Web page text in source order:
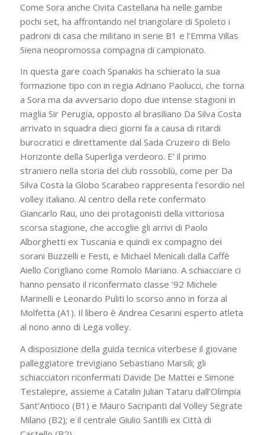
Come Sora anche Civita Castellana ha nelle gambe
pochi set, ha affrontando nel triangolare di Spoleto i
padroni di casa che militano in serie B1 e l’Emma Villas
Siena neopromossa compagna di campionato.
In questa gare coach Spanakis ha schierato la sua
formazione tipo con in regia Adriano Paolucci, che torna
a Sora ma da avversario dopo due intense stagioni in
maglia Sir Perugia, opposto al brasiliano Da Silva Costa
arrivato in squadra dieci giorni fa a causa di ritardi
burocratici e direttamente dal Sada Cruzeiro di Belo
Horizonte della Superliga verdeoro. E’ il primo
straniero nella storia del club rossoblù, come per Da
Silva Costa la Globo Scarabeo rappresenta l’esordio nel
volley italiano. Al centro della rete confermato
Giancarlo Rau, uno dei protagonisti della vittoriosa
scorsa stagione, che accoglie gli arrivi di Paolo
Alborghetti ex Tuscania e quindi ex compagno dei
sorani Buzzelli e Festi, e Michael Menicali dalla Caffè
Aiello Corigliano come Romolo Mariano. A schiacciare ci
hanno pensato il riconfermato classe ’92 Michele
Marinelli e Leonardo Puliti lo scorso anno in forza al
Molfetta (A1). Il libero è Andrea Cesarini esperto atleta
al nono anno di Lega volley.
A disposizione della guida tecnica viterbese il giovane
palleggiatore trevigiano Sebastiano Marsili; gli
schiacciatori riconfermati Davide De Mattei e Simone
Testalepre, assieme a Catalin Julian Tataru dall’Olimpia
Sant’Antioco (B1) e Mauro Sacripanti dal Volley Segrate
Milano (B2); e il centrale Giulio Santilli ex Città di